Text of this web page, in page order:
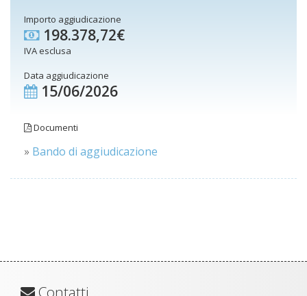
Importo aggiudicazione
198.378,72€
IVA esclusa
Data aggiudicazione
15/06/2026
Documenti
» Bando di aggiudicazione
Contatti